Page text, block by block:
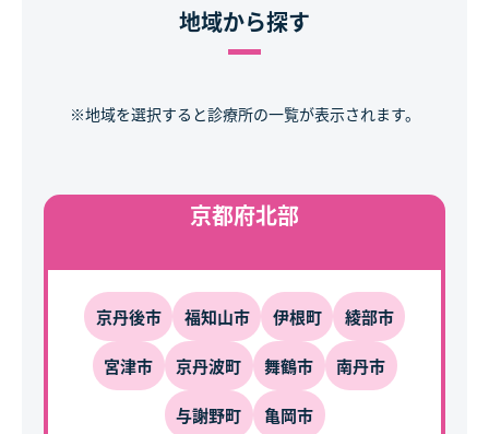
地域から探す
※地域を選択すると診療所の一覧が表示されます。
京都府北部
京丹後市 福知山市 伊根町 綾部市
宮津市 京丹波町 舞鶴市 南丹市
与謝野町 亀岡市